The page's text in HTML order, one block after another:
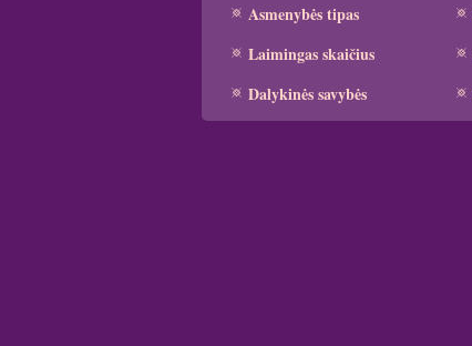
Asmenybės tipas
Laimingas skaičius
Dalykinės savybės